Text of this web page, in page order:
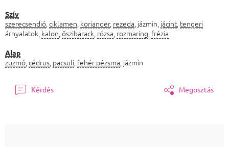
Szív
szerecsendió ciklamen koriander, rezeda , jázmin, jácint tengeri
árnyalatok, kalon őszibarack rózsa rozmaring frézia
Alap
zuzmó cédrus pacsuli fehér pézsma , jázmin
Kérdés Megosztás